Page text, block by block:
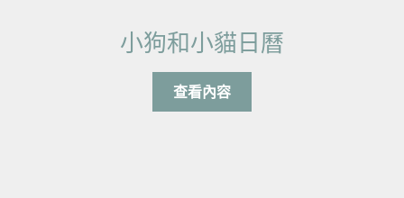
小狗和小貓日曆
查看內容